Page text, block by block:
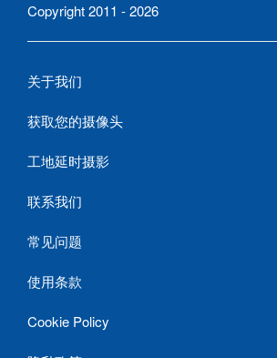
Copyright 2011 - 2026
关于我们
获取您的摄像头
工地延时摄影
联系我们
常见问题
使用条款
Cookie Policy